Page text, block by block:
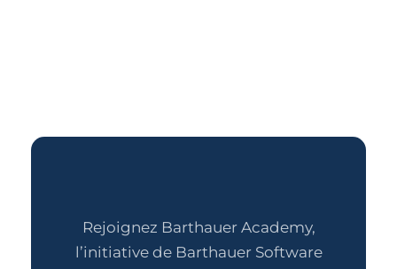
Rejoignez Barthauer Academy,
l’initiative de Barthauer Software